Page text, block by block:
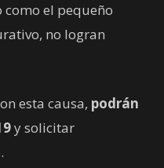
el pequeño
no logran
esta causa, podrán
y solicitar